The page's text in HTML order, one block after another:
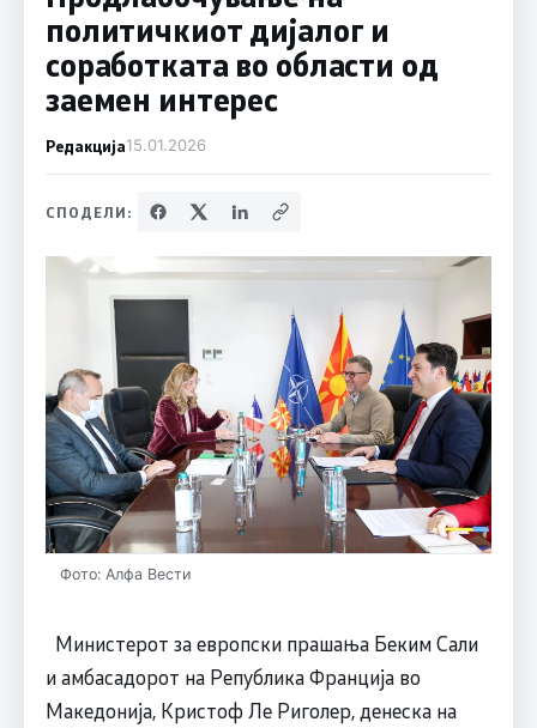
политичкиот дијалог и
соработката во области од
заемен интерес
Редакција15.01.2026
СПОДЕЛИ:
Фото: Алфа Вести
Министерот за европски прашања Беким Сали
и амбасадорот на Република Франција во
Македонија, Кристоф Ле Риголер, денеска на